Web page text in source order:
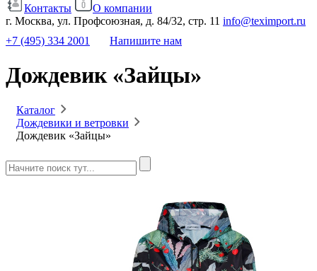
Контакты
О компании
г. Москва, ул. Профсоюзная, д. 84/32, стр. 11 info@teximport.ru
+7 (495) 334 2001
Напишите нам
Дождевик «Зайцы»
Каталог
Дождевики и ветровки
Дождевик «Зайцы»